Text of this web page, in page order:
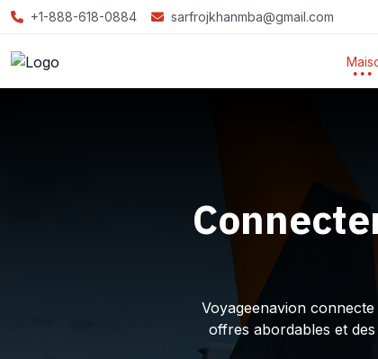
+1-888-618-0884 sarfrojkhanmba@gmail.com
Voyageenavion
offres abordables et